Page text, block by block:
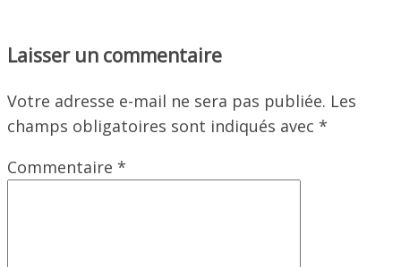
Laisser un commentaire
Votre adresse e-mail ne sera pas publiée. Les
champs obligatoires sont indiqués avec *
Commentaire *